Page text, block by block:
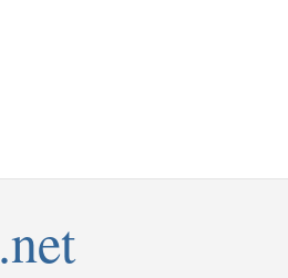
.net